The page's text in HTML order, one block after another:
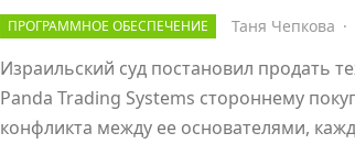
ПРОГРАММНОЕ ОБЕСПЕЧЕНИЕ Таня Чепкова ·
Израильский суд постановил продать
Panda Trading Systems стороннему
конфликта между ее основателями,